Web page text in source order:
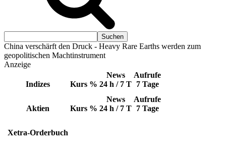
China verschärft den Druck - Heavy Rare Earths werden zum
geopolitischen Machtinstrument
Anzeige
Indizes Kurs %
News
24 h / 7 T
Aufrufe
7 Tage
Aktien Kurs %
News
24 h / 7 T
Aufrufe
7 Tage
Xetra-Orderbuch